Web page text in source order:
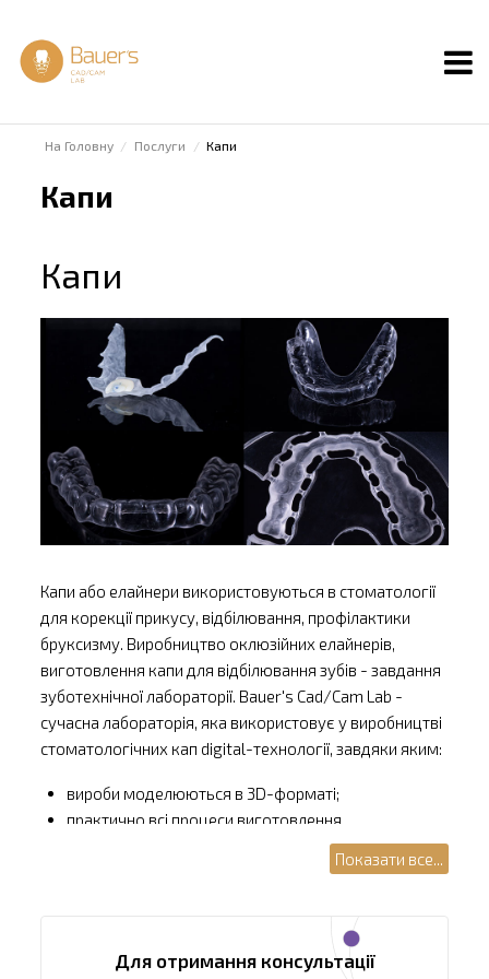
На Головну Послуги Капи
Капи
Для отримання консультації
Капи
Капи або елайнери використовуються в стоматології
для корекції прикусу, відбілювання, профілактики
бруксизму. Виробництво оклюзійних елайнерів,
виготовлення капи для відбілювання зубів - завдання
зуботехнічної лабораторії. Bauer's Cad/Cam Lab -
сучасна лабораторія, яка використовує у виробництві
стоматологічних кап digital-технології, завдяки яким:
вироби моделюються в 3D-форматі;
практично всі процеси виготовлення
готові капи, надруковані на 3D-принтері,
Висока якість матеріалів та точність виробництва
Показати все...